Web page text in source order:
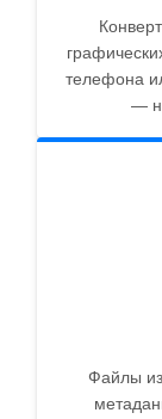
телефона
—
Файлы